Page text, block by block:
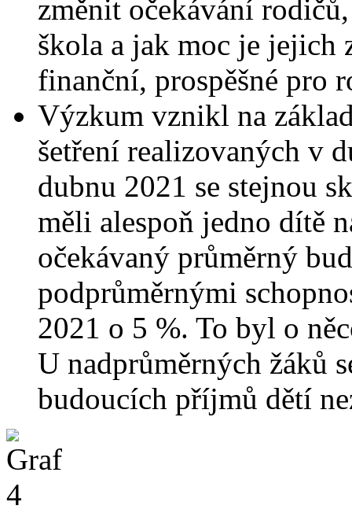
změnit očekávání
škola a jak moc je jejich
finanční, prospěšné pro
Výzkum vznikl na
šetření realizovaných v
dubnu 2021 se stejnou
měli alespoň jedno dítě
očekávaný průměrný
podprůměrnými
2021 o 5 %. To byl o
U nadprůměrných žáků
budoucích příjmů dětí